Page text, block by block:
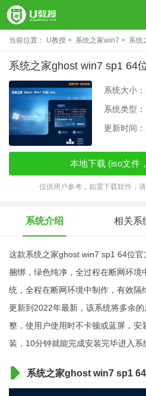
当前位置： U教授 系统之家win7 系统
版v2022.08
系统之家ghost win7 sp1 64
系统大小
系统类型
更新时间
本地下载 (iso文件
仅供用户参考，如需下载软件，
系统介绍 相关系
这款系统之家ghost win7 sp1 64位
捆绑，绿色纯净，全过程在断网环境
统，全程在断网环境中制作，有效隔
更新到2022年最新，该系统将多余
整，使用户使用时不卡顿或蓝屏，安
装，10分钟就能完成安装完毕进入系
系统之家ghost win7 sp1